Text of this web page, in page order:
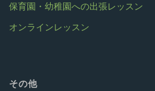
保育園・幼稚園への出張レッスン
オンラインレッスン
その他